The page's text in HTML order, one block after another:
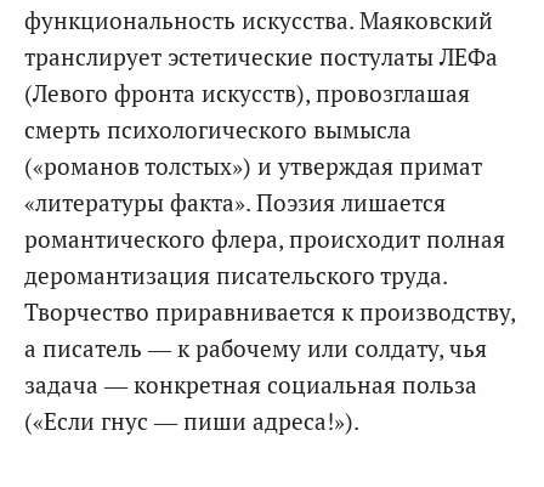
функциональность искусства. Маяковский
транслирует эстетические постулаты ЛЕФа
(Левого фронта искусств), провозглашая
смерть психологического вымысла
(«романов толстых») и утверждая примат
«литературы факта». Поэзия лишается
романтического флера, происходит полная
деромантизация писательского труда.
Творчество приравнивается к производству,
а писатель — к рабочему или солдату, чья
задача — конкретная социальная польза
(«Если гнус — пиши адреса!»).